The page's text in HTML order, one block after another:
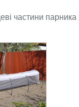
частини